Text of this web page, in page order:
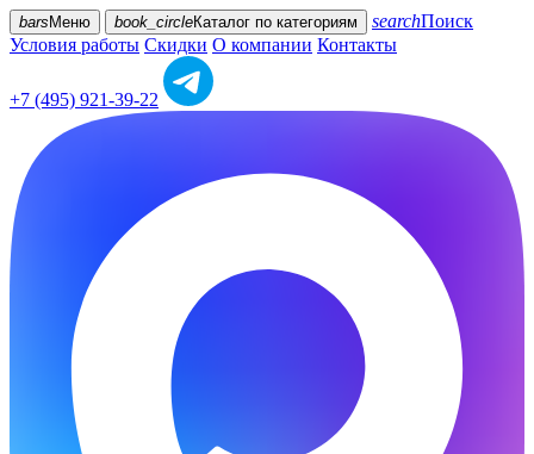
bars Меню book_circleКаталог по категориям searchПоиск
Условия работы Скидки О компании Контакты
+7 (495) 921-39-22